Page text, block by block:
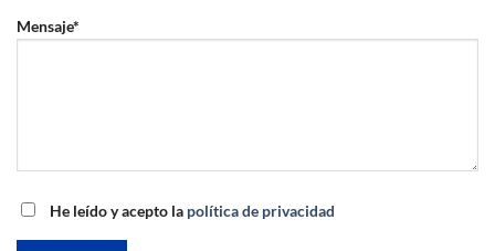
Mensaje*
He leído y acepto la política de privacidad